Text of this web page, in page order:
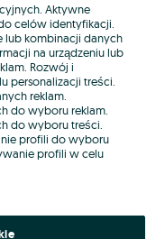
Aktywne
celów identyfikacji.
lub kombinacji danych
na urządzeniu lub
Rozwój i
personalizacji treści.
reklam.
do wyboru reklam.
do wyboru treści.
profili do wyboru
profili w celu